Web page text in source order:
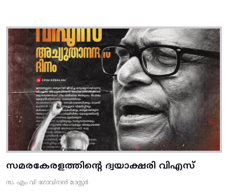
സമരകേരളത്തിൻ്റെ ദ്വയാക്ഷരി വിഎസ്
സ. എം വി ഗോവിന്ദൻ മാസ്റ്റർ